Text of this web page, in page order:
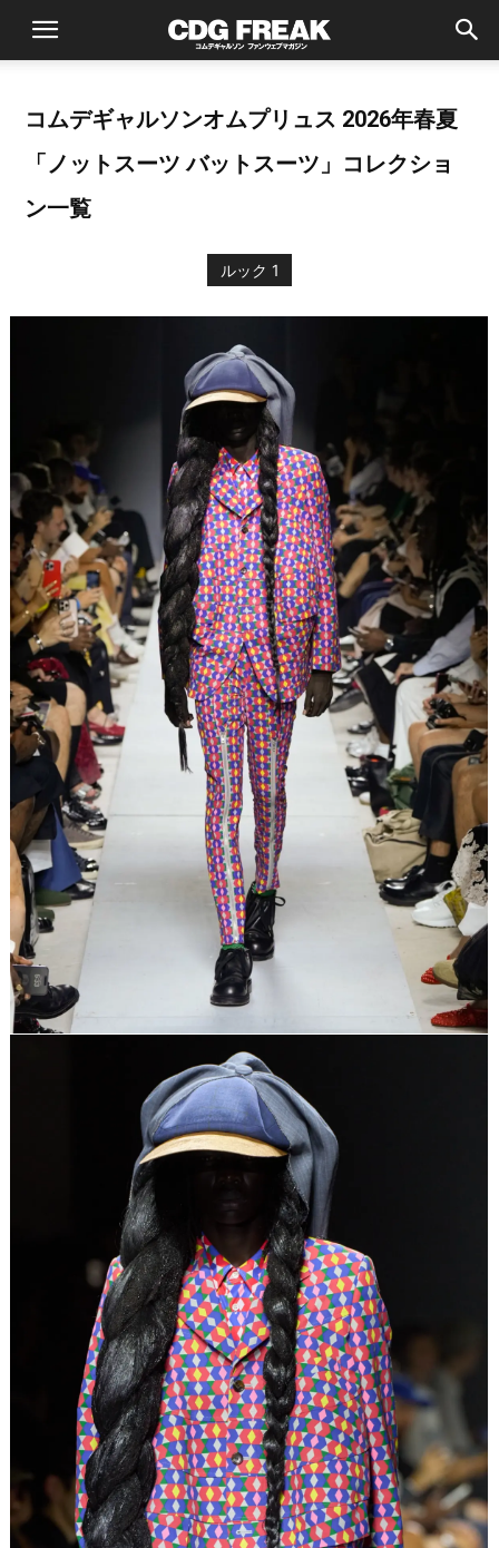
コムデギャルソンオムプリュス 2026年春夏
「ノットスーツ バットスーツ」コレクショ
ン一覧
ルック 1